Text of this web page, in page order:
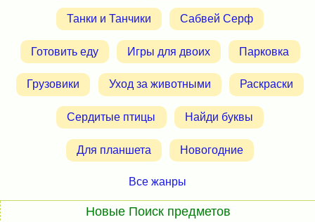
Танки и Танчики Сабвей Серф
Готовить еду Игры для двоих Парковка
Грузовики Уход за животными Раскраски
Сердитые птицы Найди буквы
Для планшета Новогодние
Все жанры
Новые Поиск предметов